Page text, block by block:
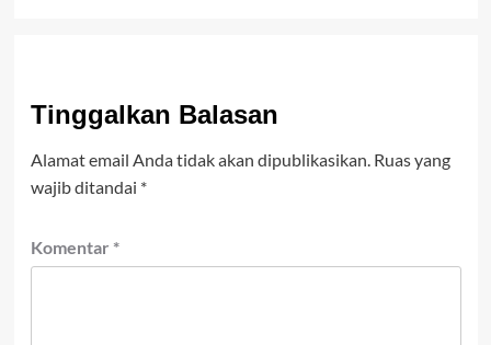
Tinggalkan Balasan
Alamat email Anda tidak akan dipublikasikan. Ruas yang
wajib ditandai *
Komentar *